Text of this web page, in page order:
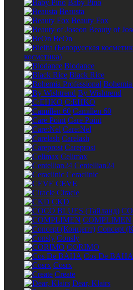
Baby Pino
Beausta
Beauty Fox
Beauty of
BeOn
косметика)
Biodance
Black Rice
By Wishtrend
C:EHKO
Camillen 60
Care Point
Care:Nel
Carelash
Careprost
Celimax
Centellian24
Ceraclinic
CEVE
Ciracle
CKD
COMPLIMEN
Concept
Consly
CORIMO
Cos De BAHA
Cosrx
Create
Dear, Klairs